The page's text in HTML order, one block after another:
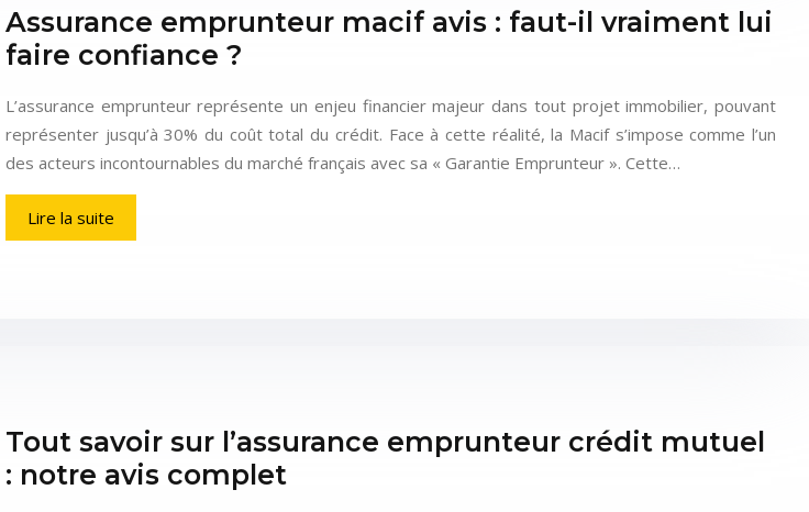
Assurance emprunteur macif avis : faut-il vraiment lui
faire confiance ?
L’assurance emprunteur représente un enjeu financier majeur dans tout projet immobilier, pouvant
représenter jusqu’à 30% du coût total du crédit. Face à cette réalité, la Macif s’impose comme l’un
des acteurs incontournables du marché français avec sa « Garantie Emprunteur ». Cette…
Lire la suite
Tout savoir sur l’assurance emprunteur crédit mutuel
: notre avis complet